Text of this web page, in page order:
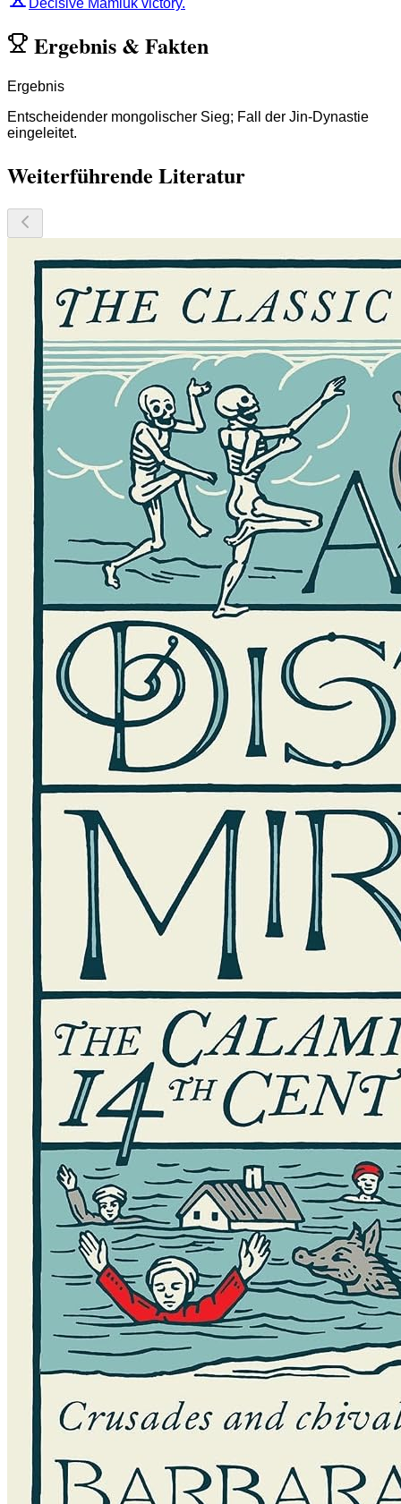
Decisive Mamluk victory.
Ergebnis & Fakten
Ergebnis
Entscheidender mongolischer Sieg; Fall der Jin-Dynastie
eingeleitet.
Weiterführende Literatur